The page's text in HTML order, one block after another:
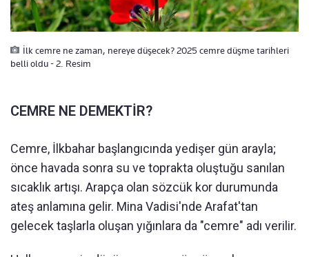
İlk cemre ne zaman, nereye düşecek? 2025 cemre düşme tarihleri
belli oldu - 2. Resim
CEMRE NE DEMEKTİR?
Cemre, İlkbahar başlangıcında yedişer gün arayla;
önce havada sonra su ve toprakta oluştuğu sanılan
sıcaklık artışı. Arapça olan sözcük kor durumunda
ateş anlamına gelir. Mina Vadisi'nde Arafat'tan
gelecek taşlarla oluşan yığınlara da "cemre" adı verilir.